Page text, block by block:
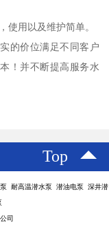
使用以及维护简单。
的价位满足不同客户
！并不断提高服务水
Top
耐高温潜水泵 潜油电泵 深井潜
司